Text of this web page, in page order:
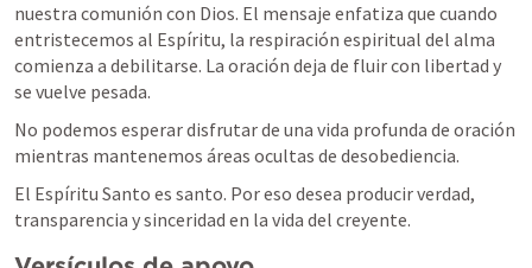
nuestra comunión con Dios. El mensaje enfatiza que cuando
entristecemos al Espíritu, la respiración espiritual del alma
comienza a debilitarse. La oración deja de fluir con libertad y
se vuelve pesada.
No podemos esperar disfrutar de una vida profunda de oración
mientras mantenemos áreas ocultas de desobediencia.
El Espíritu Santo es santo. Por eso desea producir verdad,
transparencia y sinceridad en la vida del creyente.